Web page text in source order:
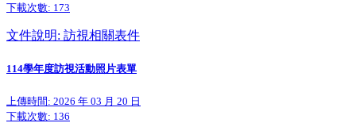
下載次數: 173
文件說明: 訪視相關表件
114學年度訪視活動照片表單
上傳時間: 2026 年 03 月 20 日
下載次數: 136